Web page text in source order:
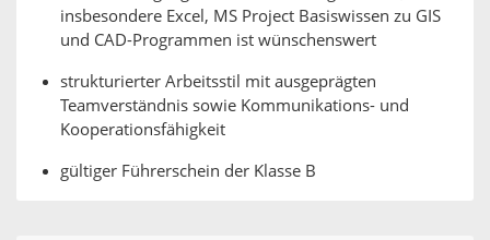
insbesondere Excel, MS Project Basiswissen zu GIS
und CAD-Programmen ist wünschenswert
strukturierter Arbeitsstil mit ausgeprägten
Teamverständnis sowie Kommunikations- und
Kooperationsfähigkeit
gültiger Führerschein der Klasse B